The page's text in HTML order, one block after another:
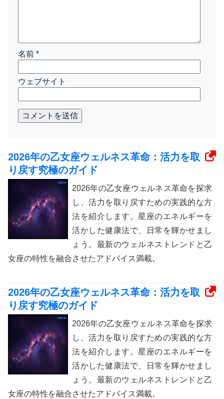
名前 *
ウェブサイト
コメントを送信
2026年の乙女座ウェルネス革命：活力を取
り戻す究極のガイド
2026年の乙女座ウェルネス革命を探求
し、活力を取り戻すための実践的な方
法を紹介します。星座のエネルギーを
活かした健康法で、日常を輝かせまし
ょう。最新のウェルネストレンドと乙
女座の特性を融合させたアドバイス満載。
2026年の乙女座ウェルネス革命：活力を取
り戻す究極のガイド
2026年の乙女座ウェルネス革命を探求
し、活力を取り戻すための実践的な方
法を紹介します。星座のエネルギーを
活かした健康法で、日常を輝かせまし
ょう。最新のウェルネストレンドと乙
女座の特性を融合させたアドバイス満載。